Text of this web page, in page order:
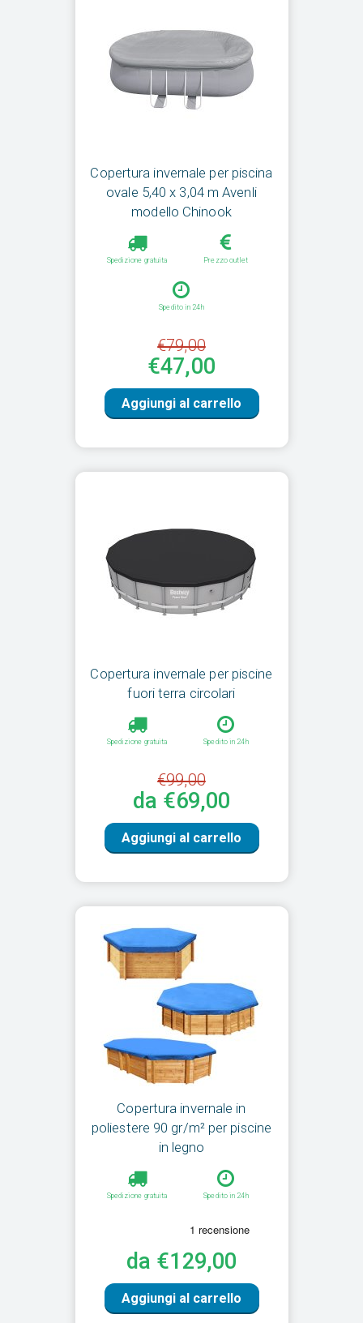
Copertura invernale per piscina
ovale 5,40 x 3,04 m Avenli
modello Chinook
Spedizione gratuita Prezzo outlet
Spedito in 24h
€79,00
€47,00
Aggiungi al carrello
Copertura invernale per piscine
fuori terra circolari
Spedizione gratuita Spedito in 24h
€99,00
da €69,00
Aggiungi al carrello
Copertura invernale in
poliestere 90 gr/m² per piscine
in legno
Spedizione gratuita Spedito in 24h
da €129,00
Aggiungi al carrello